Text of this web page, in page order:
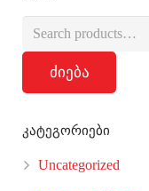
ძიება
კატეგორიები
Uncategorized